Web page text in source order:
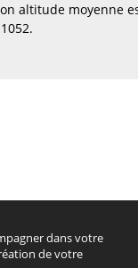
altitude
dans votre
de votre